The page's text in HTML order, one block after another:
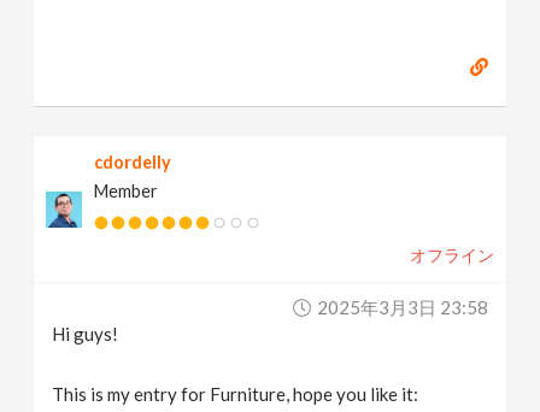
cdordelly
Member
オフライン
2025年3月3日 23:58
Hi guys!
This is my entry for Furniture, hope you like it: